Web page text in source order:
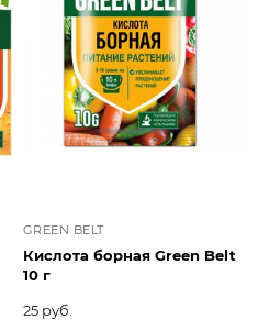
GREEN BELT
Кислота борная Green Belt
10 г
25 руб.